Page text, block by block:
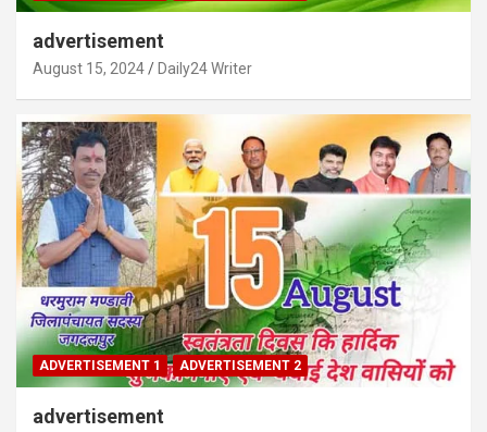
advertisement
August 15, 2024 Daily24 Writer
ADVERTISEMENT 1 ADVERTISEMENT 2
advertisement